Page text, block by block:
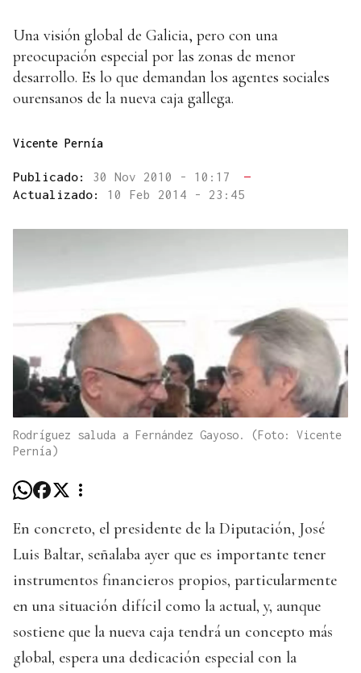
Una visión global de Galicia, pero con una
preocupación especial por las zonas de menor
desarrollo. Es lo que demandan los agentes sociales
ourensanos de la nueva caja gallega.
Vicente Pernía
Publicado: 30 Nov 2010 - 10:17
—
Actualizado: 10 Feb 2014 - 23:45
Rodríguez saluda a Fernández Gayoso. (Foto: Vicente
Pernía)
En concreto, el presidente de la Diputación, José
Luis Baltar, señalaba ayer que es importante tener
instrumentos financieros propios, particularmente
en una situación difícil como la actual, y, aunque
sostiene que la nueva caja tendrá un concepto más
global, espera una dedicación especial con la